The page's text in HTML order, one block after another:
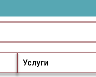
Услуги